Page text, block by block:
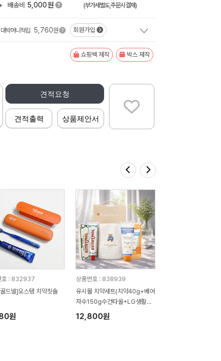
배송비 5,000원 (부가세별도,주문시결제)
대박머니적립 5,760원 회원가입
쇼핑백 제작 박스 제작
견적요청
견적출력 상품제안서
호 : 832937
드넬]오스템 치약칫솔
원
상품번호 : 838939
유시몰 치약세트(치약40g+베어
자수150g수건타올+LG생활건
강 퓨어더마 선크림50g)
12,800원